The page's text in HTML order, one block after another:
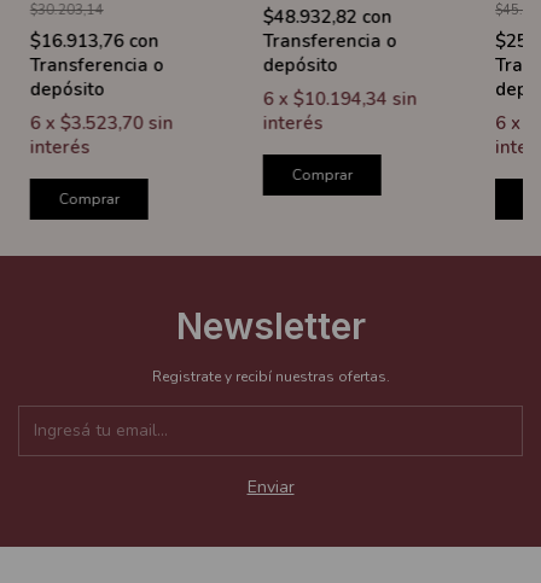
$30.203,14
$16.913,76 con
Transferencia o
depósito
6 x $3.523,70 sin
interés
Comprar
$48.932,82 con
Transferencia o
depósito
6 x $10.194,34 sin
interés
Comprar
6 x
Newsletter
Registrate y recibí nuestras ofertas.